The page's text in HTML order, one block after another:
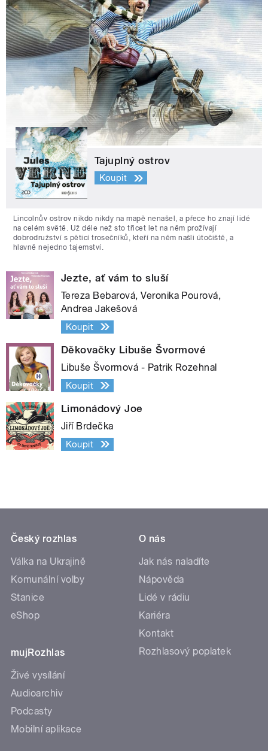
Tajuplný ostrov
Koupit
Lincolnův ostrov nikdo nikdy na mapě nenašel, a přece ho znají lidé
na celém světě. Už déle než sto třicet let na něm prožívají
dobrodružství s pěticí trosečníků, kteří na něm našli útočiště, a
hlavně nejedno tajemství.
Jezte, ať vám to sluší
Tereza Bebarová, Veronika Pourová,
Andrea Jakešová
Koupit
Děkovačky Libuše Švormové
Libuše Švormová - Patrik Rozehnal
Koupit
Limonádový Joe
Jiří Brdečka
Koupit
Český rozhlas
Válka na Ukrajině
Komunální volby
Stanice
eShop
mujRozhlas
Živé vysílání
Audioarchiv
Podcasty
Mobilní aplikace
O nás
Jak nás naladíte
Nápověda
Lidé v rádiu
Kariéra
Kontakt
Rozhlasový poplatek